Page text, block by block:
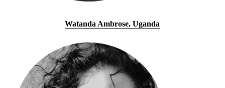
Watanda Ambrose, Uganda